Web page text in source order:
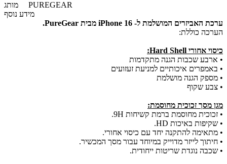
מותג PUREGEAR
מידע נוסף
ערכת האביזרים המושלמת ל- iPhone 16
מבית PureGear.
הערכה כוללת:
כיסוי אחורי Hard Shell:
• ארבע שכבות הגנה מתקדמות
• באמפרים איכותיים למניעת זעזועים
• מספק הגנה מושלמת
• צבע שקוף
מגן מסך זכוכית מחוסמת:
• זכוכית מחוסמת ברמת קשיחות 9H.
• שקיפות באיכות HD.
• מתאימה להתקנה יחד עם כיסוי אחורי.
• חיתוך לייזר מדוייק במיוחד עבור מסך המכשיר.
• שכבה נוגדת שריטות ייחודית.